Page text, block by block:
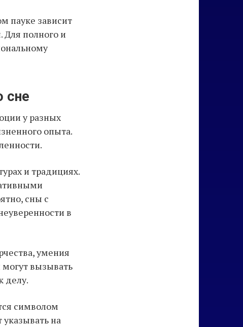
пауке зависит
Для полного и
сне
у разных
опыта.
и традициях.
сны с
в
умения
могут вызывать
делу.
символом
на